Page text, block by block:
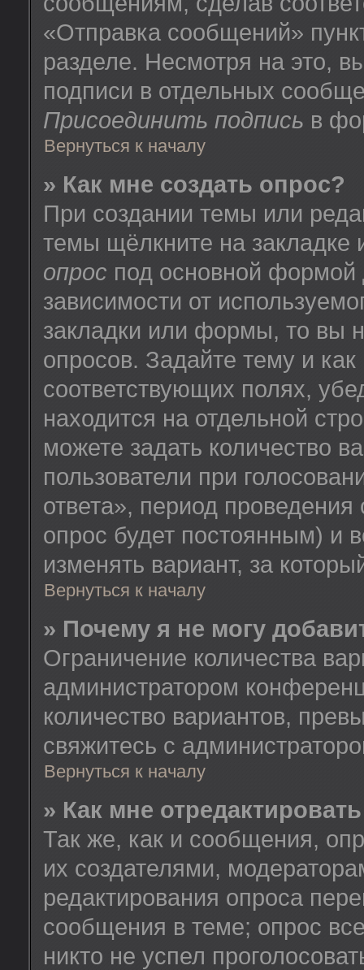
«Отправка сообщений»
разделе. Несмотря на это,
подписи в отдельных
Присоединить подпись в
Вернуться к началу
» Как мне создать опрос?
При создании темы или
темы щёлкните на
опрос под основной
зависимости от
закладки или формы, то вы
опросов. Задайте тему и
соответствующих полях,
находится на отдельной
можете задать количество
пользователи при
ответа», период проведения
опрос будет постоянным) и
изменять вариант, за
Вернуться к началу
» Почему я не могу
Ограничение количества
администратором
количество вариантов,
свяжитесь с
Вернуться к началу
» Как мне
Так же, как и сообщения,
их создателями,
редактирования опроса
сообщения в теме; опрос
никто не успел